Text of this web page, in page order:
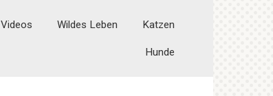
Videos Wildes Leben Katzen
Hunde